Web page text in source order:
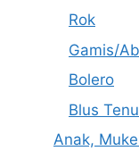
Rok
Gamis/
Bolero
Blus
Anak,